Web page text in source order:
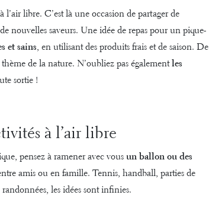
libre. C’est là une occasion de partager de
nouvelles saveurs. Une idée de repas pour un pique-
et sains, en utilisant des produits frais et de saison. De
de la nature. N’oubliez pas égalementles
sortie !
à l’air libre
pensez à ramener avec vous un ballon ou des
amis ou en famille. Tennis, handball, parties de
les idées sont infinies.